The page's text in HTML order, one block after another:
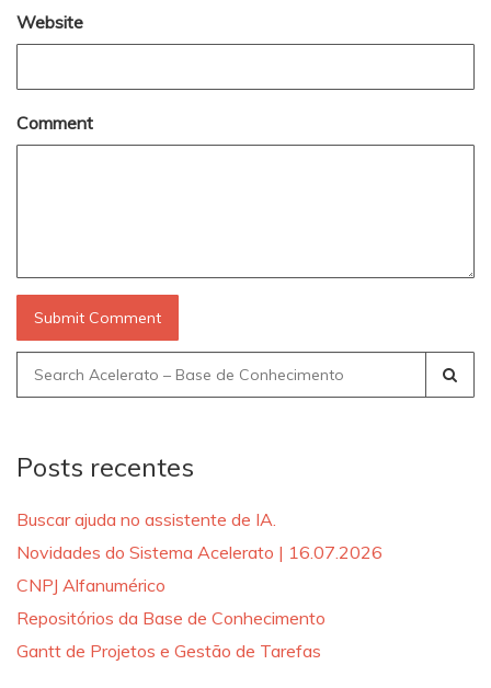
Website
Comment
Search
for:
Posts recentes
Buscar ajuda no assistente de IA.
Novidades do Sistema Acelerato | 16.07.2026
CNPJ Alfanumérico
Repositórios da Base de Conhecimento
Gantt de Projetos e Gestão de Tarefas